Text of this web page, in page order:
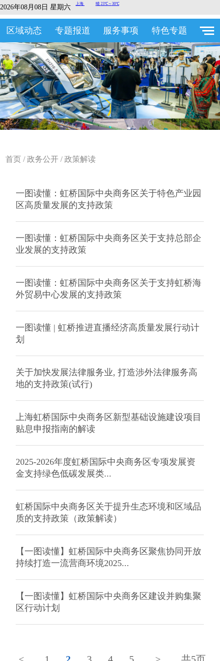
2026年08月08日 星期六
区域动态 专题报道 服务事项 特色专题
首页 /政务公开 /政策解读
一图读懂：虹桥国际中央商务区关于特色产业园
区高质量发展的支持政策
一图读懂：虹桥国际中央商务区关于支持总部企
业发展的支持政策
一图读懂：虹桥国际中央商务区关于支持虹桥海
外贸易中心发展的支持政策
一图读懂 | 虹桥推进直播经济高质量发展行动计
划
关于加快发展法律服务业, 打造涉外法律服务高
地的支持政策(试行)
上海虹桥国际中央商务区新型基础设施建设项目
贴息申报指南的解读
2025-2026年度虹桥国际中央商务区专项发展资
金支持绿色低碳发展类...
虹桥国际中央商务区关于提升生态环境和区域品
质的支持政策（政策解读）
【一图读懂】虹桥国际中央商务区聚焦协同开放
持续打造一流营商环境2025...
【一图读懂】虹桥国际中央商务区建设并购集聚
区行动计划
< 1 2 3 4 5 > 共5页